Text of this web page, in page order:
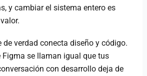
y cambiar el sistema entero es
de verdad conecta diseño y código.
Figma se llaman igual que tus
con desarrollo deja de